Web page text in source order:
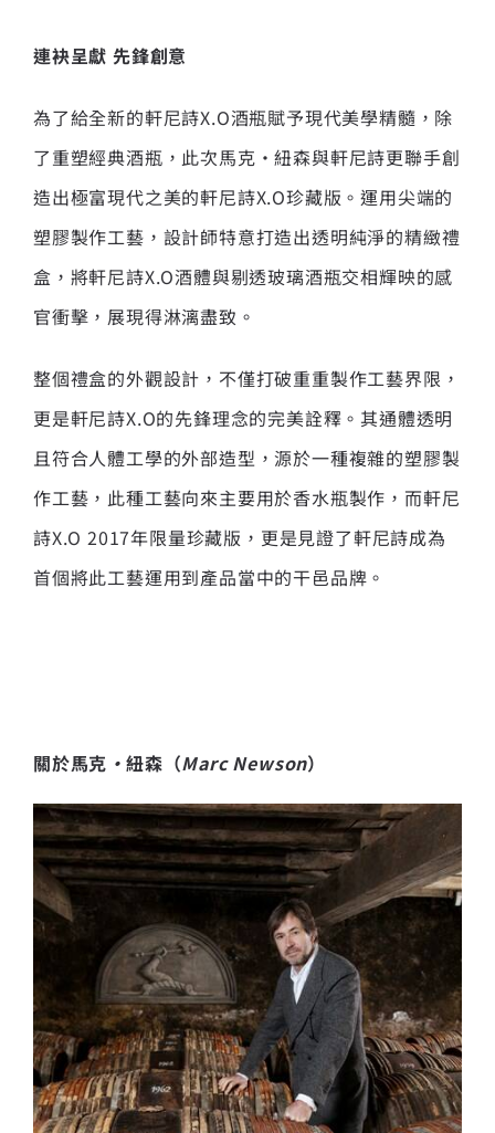
連袂呈獻 先鋒創意
為了給全新的軒尼詩X.O酒瓶賦予現代美學精髓，除
了重塑經典酒瓶，此次馬克·紐森與軒尼詩更聯手創
造出極富現代之美的軒尼詩X.O珍藏版。運用尖端的
塑膠製作工藝，設計師特意打造出透明純淨的精緻禮
盒，將軒尼詩X.O酒體與剔透玻璃酒瓶交相輝映的感
官衝擊，展現得淋漓盡致。
整個禮盒的外觀設計，不僅打破重重製作工藝界限，
更是軒尼詩X.O的先鋒理念的完美詮釋。其通體透明
且符合人體工學的外部造型，源於一種複雜的塑膠製
作工藝，此種工藝向來主要用於香水瓶製作，而軒尼
詩X.O 2017年限量珍藏版，更是見證了軒尼詩成為
首個將此工藝運用到產品當中的干邑品牌。
關於馬克 ·紐森（Marc Newson）